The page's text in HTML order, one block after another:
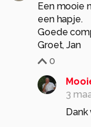
Een mooie
een hapje.
Goede
Groet, Jan
0
3